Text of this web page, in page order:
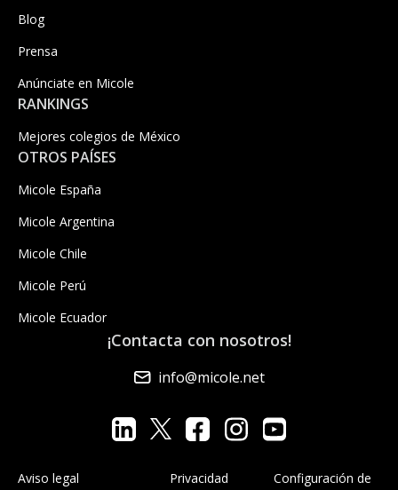
Blog
Prensa
Anúnciate en Micole
RANKINGS
Mejores colegios de México
OTROS PAÍSES
Micole España
Micole Argentina
Micole Chile
Micole Perú
Micole Ecuador
¡Contacta con nosotros!
info@micole.net
Aviso legal Privacidad
Configuración de